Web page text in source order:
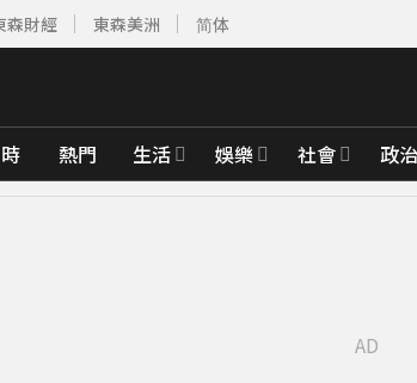
森財經 東森美洲 简体
熱門 生活 娛樂 社會 政治